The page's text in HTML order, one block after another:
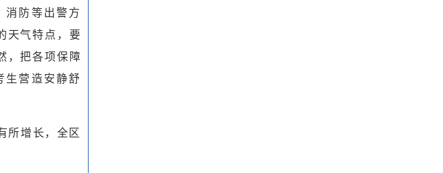
防等出警方
天气特点，要
，把各项保障
生营造安静舒
所增长，全区